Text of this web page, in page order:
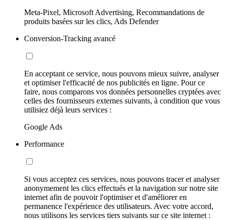
Meta-Pixel, Microsoft Advertising, Recommandations de
produits basées sur les clics, Ads Defender
Conversion-Tracking avancé
En acceptant ce service, nous pouvons mieux suivre, analyser
et optimiser l'efficacité de nos publicités en ligne. Pour ce
faire, nous comparons vos données personnelles cryptées avec
celles des fournisseurs externes suivants, à condition que vous
utilisiez déjà leurs services :
Google Ads
Performance
Si vous acceptez ces services, nous pouvons tracer et analyser
anonymement les clics effectués et la navigation sur notre site
internet afin de pouvoir l'optimiser et d'améliorer en
permanence l'expérience des utilisateurs. Avec votre accord,
nous utilisons les services tiers suivants sur ce site internet :